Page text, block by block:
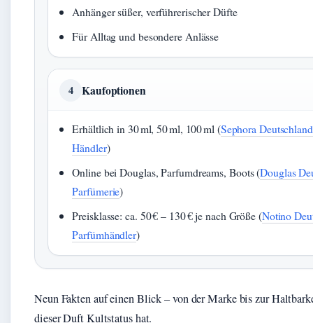
Anhänger süßer, verführerischer Düfte
Für Alltag und besondere Anlässe
4 Kaufoptionen
Erhältlich in 30 ml, 50 ml, 100 ml (Sephora
Händler)
Online bei Douglas, Parfumdreams, Boots (Douglas
Parfümerie)
Preisklasse: ca. 50 € – 130 € je nach Größe (Notino
Parfümhändler)
Neun Fakten auf einen Blick – von der Marke bis zur
dieser Duft Kultstatus hat.